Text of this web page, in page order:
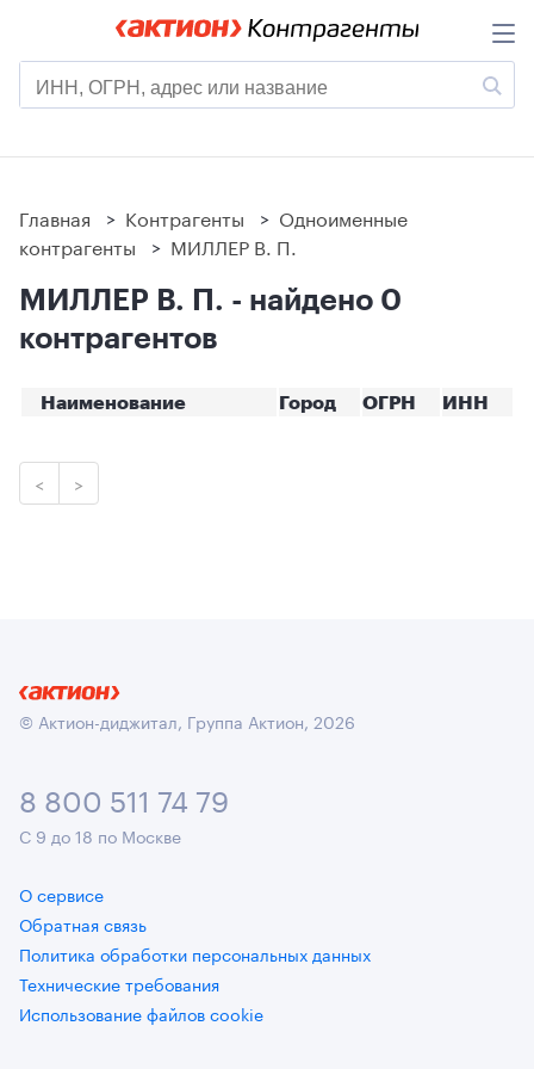
Главная > Контрагенты > Одноименные
контрагенты > МИЛЛЕР В. П.
МИЛЛЕР В. П. - найдено 0
контрагентов
Наименование Город ОГРН ИНН
< >
© Актион-диджитал, Группа Актион, 2026
8 800 511 74 79
С 9 до 18 по Москве
О сервисе
Обратная связь
Политика обработки персональных данных
Технические требования
Использование файлов cookie